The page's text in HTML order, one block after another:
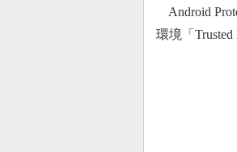
Android
環境「